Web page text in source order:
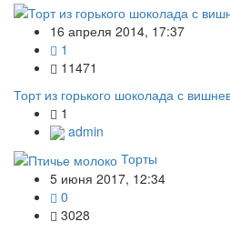
16 апреля 2014, 17:37
1
11471
Торт из горького шоколада с
1
admin
Торты
5 июня 2017, 12:34
0
3028